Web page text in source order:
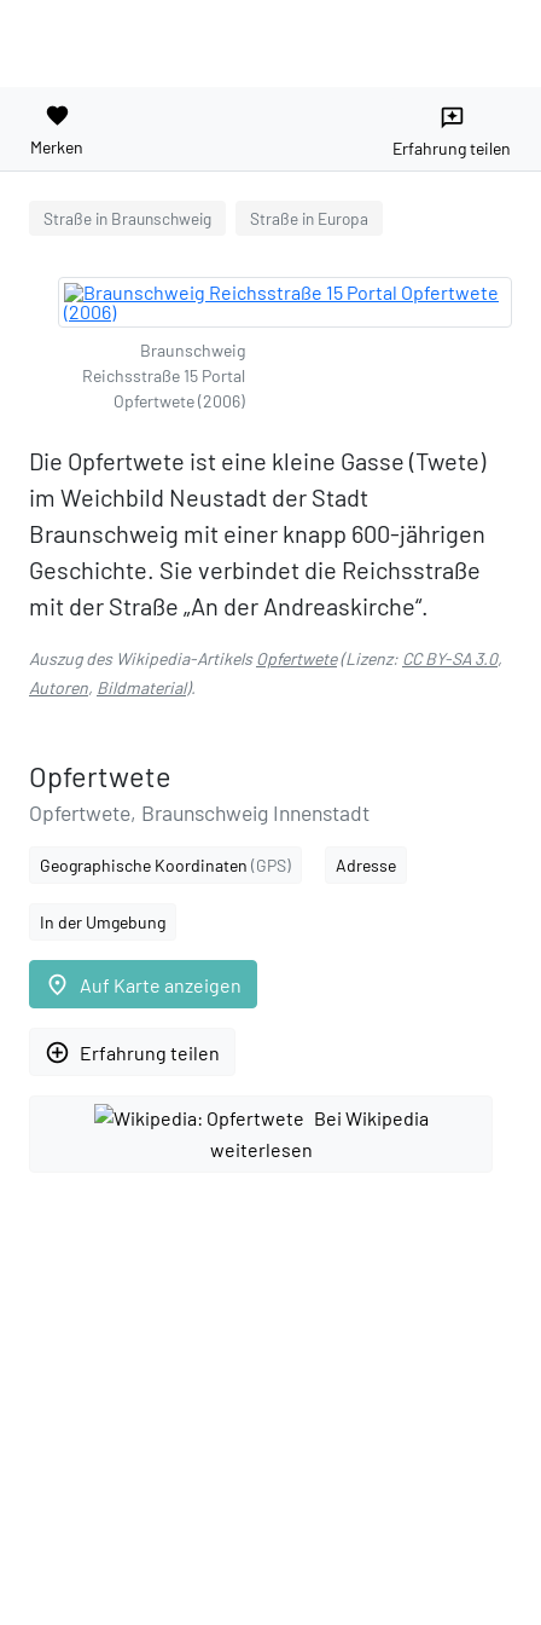
favorite
Merken
reviews
Erfahrung teilen
Straße in Braunschweig Straße in Europa
Braunschweig
Reichsstraße 15 Portal
Opfertwete (2006)
Die Opfertwete ist eine kleine Gasse (Twete)
im Weichbild Neustadt der Stadt
Braunschweig mit einer knapp 600-jährigen
Geschichte. Sie verbindet die Reichsstraße
mit der Straße „An der Andreaskirche“.
Auszug des Wikipedia-ArtikelsOpfertwete(Lizenz: CC BY-SA 3.0,
Autoren, Bildmaterial).
Opfertwete
Opfertwete, Braunschweig Innenstadt
Geographische Koordinaten (GPS) Adresse
In der Umgebung
place Auf Karte anzeigen
add_circle_outline Erfahrung teilen
Bei Wikipedia
weiterlesen